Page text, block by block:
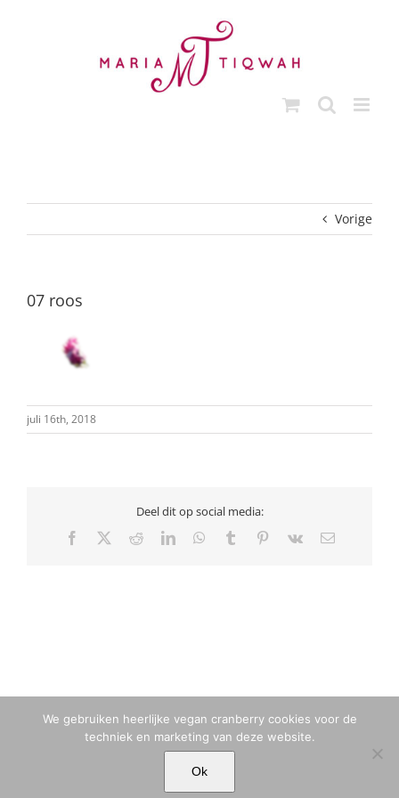
Vorige
07 roos
juli 16th, 2018
Deel dit op social media:
Facebook RedditLinkedInWhatsApp
Tumblr Pinterest
Vk
E-
© MARIA TIQWAH VAN ELDIK MUSA | T. +31 (0)6 23 77 88 49 |
We gebruiken heerlijke vegan cranberry cookies voor de
techniek en marketing van deze website.
Ok